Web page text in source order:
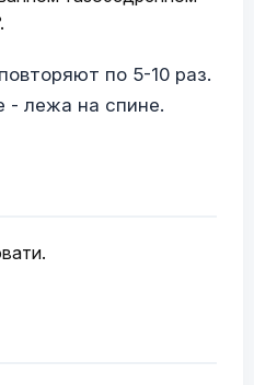
по 5-10 раз.
- лежа на спине.